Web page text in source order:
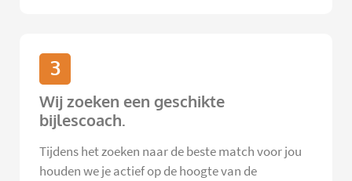
3
Wij zoeken een geschikte
bijlescoach.
Tijdens het zoeken naar de beste match voor jou
houden we je actief op de hoogte van de